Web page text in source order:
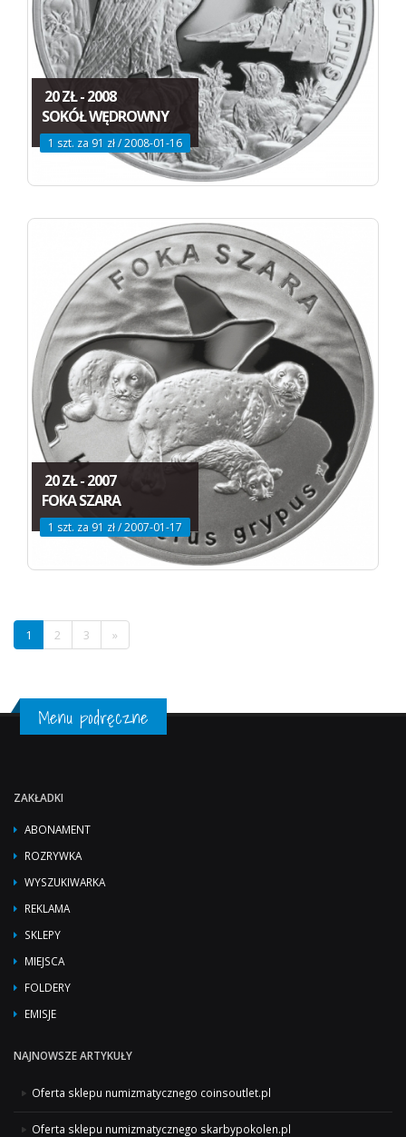
20 ZŁ - 2008
SOKÓŁ WĘDROWNY
1 szt. za 91 zł / 2008-01-16
20 ZŁ - 2007
FOKA SZARA
1 szt. za 91 zł / 2007-01-17
1 2 3 »
Menu podręczne
ZAKŁADKI
ABONAMENT
ROZRYWKA
WYSZUKIWARKA
REKLAMA
SKLEPY
MIEJSCA
FOLDERY
EMISJE
NAJNOWSZE ARTYKUŁY
Oferta sklepu numizmatycznego coinsoutlet.pl
Oferta sklepu numizmatycznego skarbypokolen.pl